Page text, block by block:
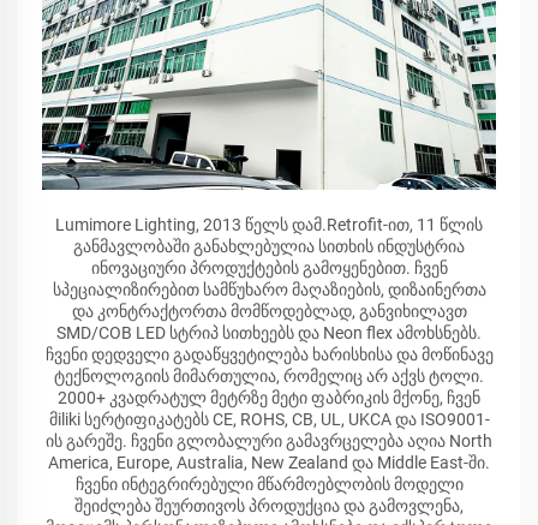
Lumimore Lighting, 2013 წელს დამ.Retrofit-ით, 11 წლის
განმავლობაში განახლებულია სითხის ინდუსტრია
ინოვაციური პროდუქტების გამოყენებით. ჩვენ
სპეციალიზირებით სამწუხარო მაღაზიების, დიზაინერთა
და კონტრაქტორთა მომწოდებლად, განვიხილავთ
SMD/COB LED სტრიპ სითხეებს და Neon flex ამოხსნებს.
ჩვენი დედველი გადაწყვეტილება ხარისხისა და მოწინავე
ტექნოლოგიის მიმართულია, რომელიც არ აქვს ტოლი.
2000+ კვადრატულ მეტრზე მეტი ფაბრიკის მქონე, ჩვენ
მiliki სერტიფიკატებს CE, ROHS, CB, UL, UKCA და ISO9001-
ის გარეშე. ჩვენი გლობალური გამავრცელება აღია North
America, Europe, Australia, New Zealand და Middle East-ში.
ჩვენი ინტეგრირებული მწარმოებლობის მოდელი
შეიძლება შეურთივოს პროდუქცია და გამოვლენა,